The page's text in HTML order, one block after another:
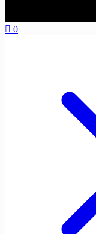
0